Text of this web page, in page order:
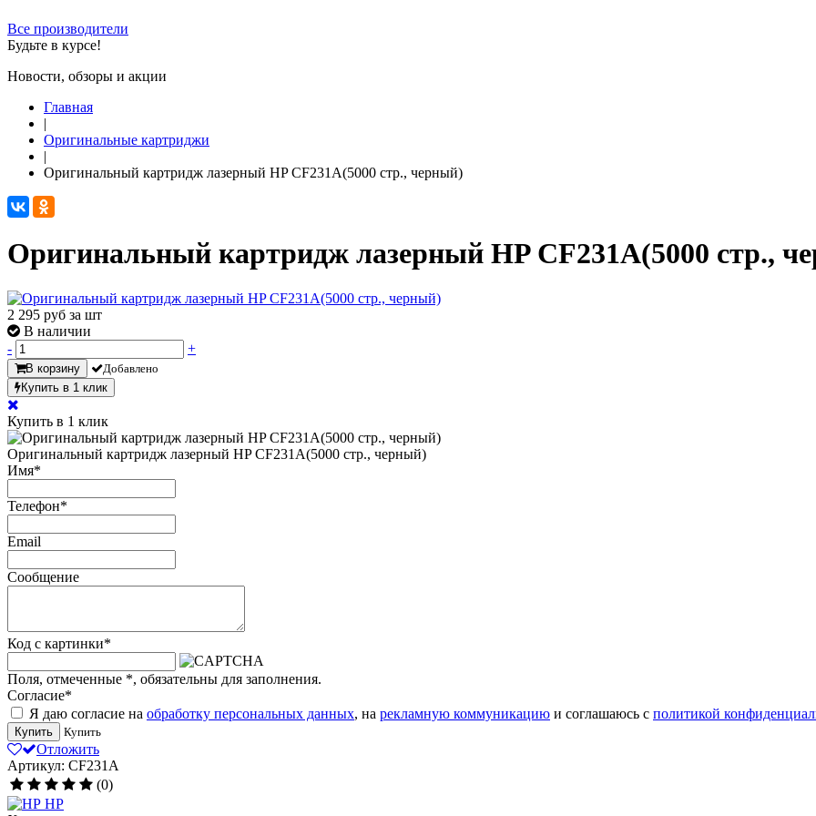
Все производители
Будьте в курсе!
Новости, обзоры и акции
Главная
|
Оригинальные картриджи
|
Оригинальный картридж лазерный HP CF231A(5000 стр., черный)
Оригинальный картридж лазерный HP CF231A(5000 стр.,
2 295 руб за шт
В наличии
-
+
В корзину
Добавлено
Купить в 1 клик
Купить в 1 клик
Оригинальный картридж лазерный HP CF231A(5000 стр., черный)
Имя*
Телефон*
Email
Сообщение
Код с картинки*
Поля, отмеченные *, обязательны для заполнения.
Согласие*
Я даю согласие на обработку персональных данных, на рекламную коммуникацию и соглашаюсь с политикой
Купить Купить
Отложить
Артикул: CF231A
(0)
HP